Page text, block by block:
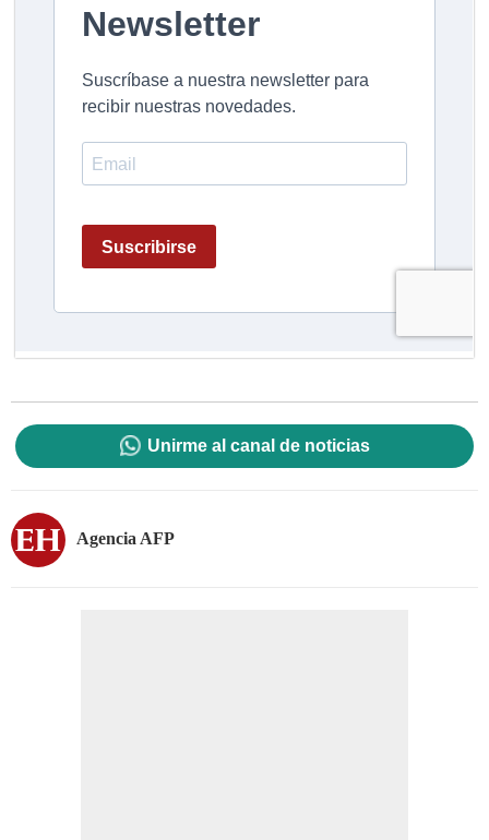
Unirme al canal de noticias
Agencia AFP